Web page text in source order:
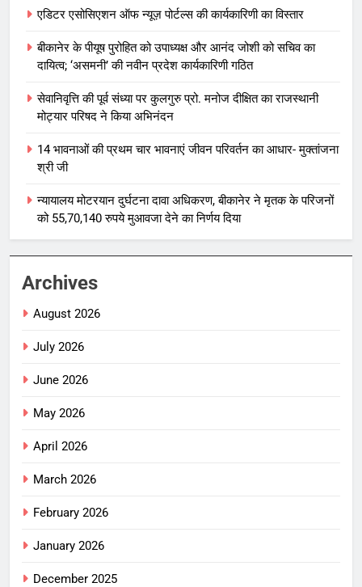
एडिटर एसोसिएशन ऑफ न्यूज़ पोर्टल्स की कार्यकारिणी का विस्तार
बीकानेर के पीयूष पुरोहित को उपाध्यक्ष और आनंद जोशी को सचिव का
दायित्व; ‘असमनी’ की नवीन प्रदेश कार्यकारिणी गठित
सेवानिवृत्ति की पूर्व संध्या पर कुलगुरु प्रो. मनोज दीक्षित का राजस्थानी
मोट्यार परिषद ने किया अभिनंदन
14 भावनाओं की प्रथम चार भावनाएं जीवन परिवर्तन का आधार- मुक्तांजना
श्री जी
न्यायालय मोटरयान दुर्घटना दावा अधिकरण, बीकानेर ने मृतक के परिजनों
को 55,70,140 रुपये मुआवजा देने का निर्णय दिया
Archives
August 2026
July 2026
June 2026
May 2026
April 2026
March 2026
February 2026
January 2026
December 2025